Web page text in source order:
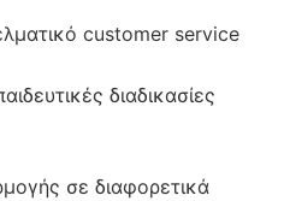
customer service
διαδικασίες
σε διαφορετικά